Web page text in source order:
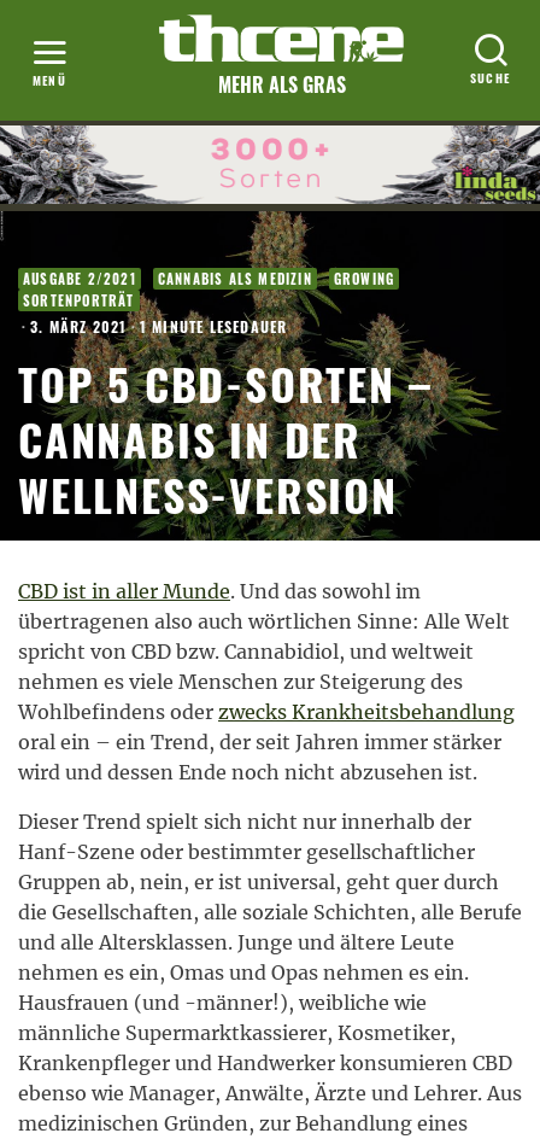
MEHR ALS GRAS
AUSGABE 2/2021 CANNABIS ALS MEDIZIN
GROWING
SORTENPORTRÄT
· 3. MÄRZ 2021·1 MINUTE LESEDAUER
TOP 5 CBD-SORTEN –
CANNABIS IN DER
WELLNESS-VERSION
CBD ist in aller Munde. Und das sowohl im
übertragenen also auch wörtlichen Sinne: Alle Welt
spricht von CBD bzw. Cannabidiol, und weltweit
nehmen es viele Menschen zur Steigerung des
Wohlbefindens oder zwecks Krankheitsbehandlung
oral ein – ein Trend, der seit Jahren immer stärker
wird und dessen Ende noch nicht abzusehen ist.
Dieser Trend spielt sich nicht nur innerhalb der
Hanf-Szene oder bestimmter gesellschaftlicher
Gruppen ab, nein, er ist universal, geht quer durch
die Gesellschaften, alle soziale Schichten, alle Berufe
und alle Altersklassen. Junge und ältere Leute
nehmen es ein, Omas und Opas nehmen es ein.
Hausfrauen (und -männer!), weibliche wie
männliche Supermarktkassierer, Kosmetiker,
Krankenpfleger und Handwerker konsumieren CBD
ebenso wie Manager, Anwälte, Ärzte und Lehrer. Aus
medizinischen Gründen, zur Behandlung eines